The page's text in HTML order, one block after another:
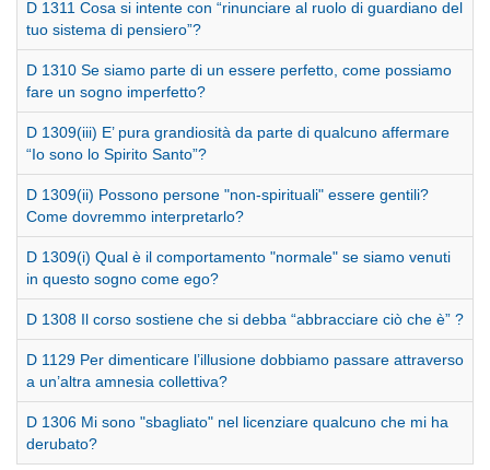
D 1311 Cosa si intente con “rinunciare al ruolo di guardiano del
tuo sistema di pensiero”?
D 1310 Se siamo parte di un essere perfetto, come possiamo
fare un sogno imperfetto?
D 1309(iii) E’ pura grandiosità da parte di qualcuno affermare
“Io sono lo Spirito Santo”?
D 1309(ii) Possono persone "non-spirituali" essere gentili?
Come dovremmo interpretarlo?
D 1309(i) Qual è il comportamento "normale" se siamo venuti
in questo sogno come ego?
D 1308 Il corso sostiene che si debba “abbracciare ciò che è” ?
D 1129 Per dimenticare l’illusione dobbiamo passare attraverso
a un’altra amnesia collettiva?
D 1306 Mi sono "sbagliato" nel licenziare qualcuno che mi ha
derubato?